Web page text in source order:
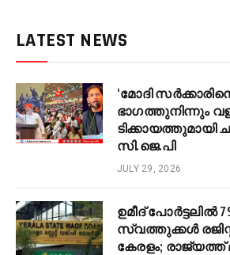
LATEST NEWS
‘മോദി
ഭാഗത്തുനിന്നും
ടിക്കായത്തുമായി
സി.ജെ.പി
JULY 29, 2026
ഉമീദ് പോർട്ടലിൽ
സ്വത്തുക്കൾ
കേരളം; രാജ്യത്ത്